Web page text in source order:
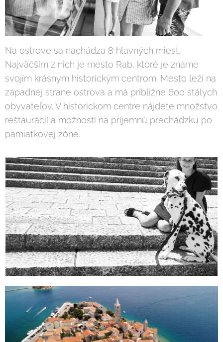
Na ostrove sa nachádza 8 hlavných miest.
Najväčším z nich je mesto Rab, ktoré je známe
svojím krásnym historickým centrom. Mesto leží na
západnej strane ostrova a má približne 600 stálych
obyvateľov. V historickom centre nájdete množstvo
reštaurácií a možností na príjemnú prechádzku po
pamiatkovej zóne.